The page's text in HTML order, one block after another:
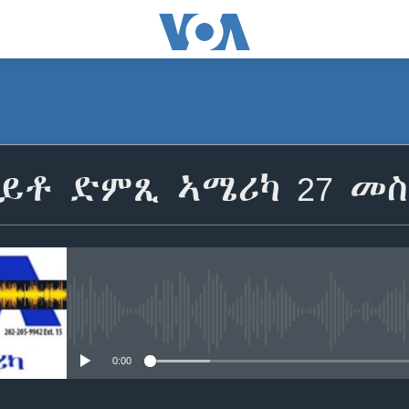
ድምጺ ኣሜሪካ 27
0:00